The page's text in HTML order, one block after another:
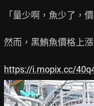
「量少啊，魚少了，
然而，黑鮪魚價格上
https://i.mopix.cc/